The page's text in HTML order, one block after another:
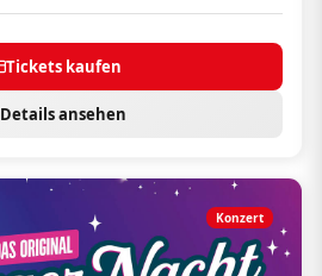
Tickets kaufen
Details ansehen
Konzert